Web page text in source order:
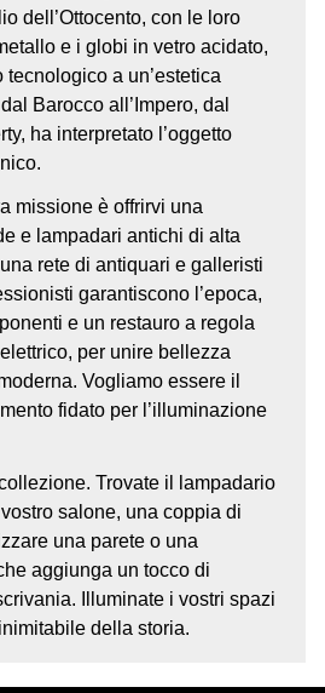
dell’Ottocento, con le loro
e i globi in vetro acidato,
a un’estetica
Barocco all’Impero, dal
ha interpretato l’oggetto
missione è offrirvi una
e lampadari antichi di alta
rete di antiquari e galleristi
garantiscono l’epoca,
e un restauro a regola
per unire bellezza
Vogliamo essere il
fidato per l’illuminazione
Trovate il lampadario
salone, una coppia di
una parete o una
aggiunga un tocco di
Illuminate i vostri spazi
della storia.